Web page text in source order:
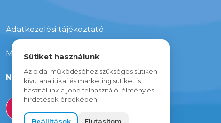
Adatkezelési tájékoztató
Média megjelenések
Nyereményjáték
Sütiket használunk
Az oldal működéséhez szükséges sütiken
kívül analitikai és marketing sütiket is
használunk a jobb felhasználói élmény és
hirdetések érdekében.
Beállítások Elutasítom